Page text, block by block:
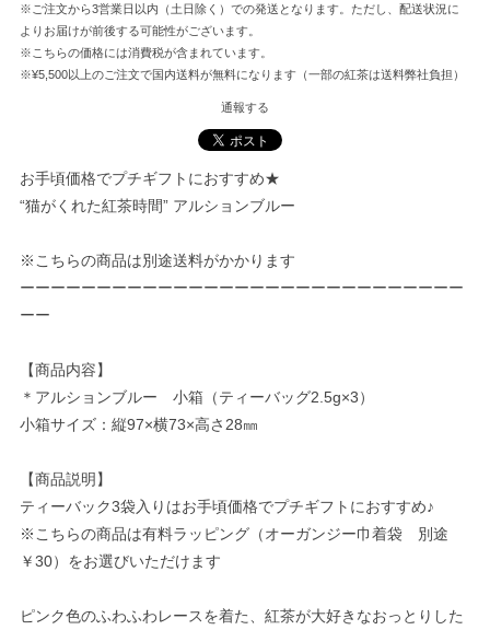
※ご注文から3営業日以内（土日除く）での発送となります。ただし、配送状況に
よりお届けが前後する可能性がございます。
※こちらの価格には消費税が含まれています。
※¥5,500以上のご注文で国内送料が無料になります（一部の紅茶は送料弊社負担）
通報する
お手頃価格でプチギフトにおすすめ★
“猫がくれた紅茶時間” アルションブルー
※こちらの商品は別途送料がかかります
ーーーーーーーーーーーーーーーーーーーーーーーーーーーーー
ーー
【商品内容】
＊アルションブルー 小箱（ティーバッグ2.5g×3）
小箱サイズ：縦97×横73×高さ28㎜
【商品説明】
ティーバック3袋入りはお手頃価格でプチギフトにおすすめ♪
※こちらの商品は有料ラッピング（オーガンジー巾着袋 別途
￥30）をお選びいただけます
ピンク色のふわふわレースを着た、紅茶が大好きなおっとりした